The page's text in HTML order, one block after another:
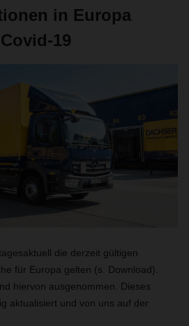
in Europa
19
die derzeit gültigen
für Europa gelten (s. Download).
hiervon ausgenommen. Dieses
aktualisiert und von uns auf der